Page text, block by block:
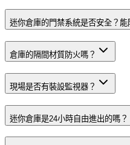
迷你倉庫的門禁系統是否安全？能
倉庫的隔間材質防火嗎？
現場是否有裝設監視器？
迷你倉庫是24小時自由進出的嗎？